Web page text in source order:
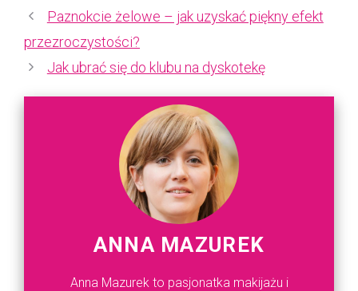
Paznokcie żelowe – jak uzyskać piękny efekt
przezroczystości?
Jak ubrać się do klubu na dyskotekę
ANNA MAZUREK
Anna Mazurek to pasjonatka makijażu i